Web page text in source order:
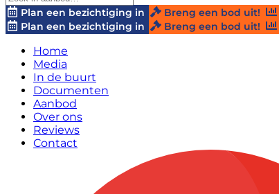
Plan een bezichtiging in Breng een bod uit!
Plan een bezichtiging in
Breng een bod uit!
Home
Media
In de buurt
Documenten
Aanbod
Over ons
Reviews
Contact